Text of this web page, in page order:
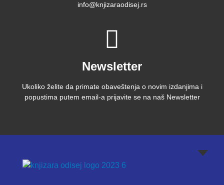
info@knjizaraodisej.rs
Newsletter
Ukoliko želite da primate obaveštenja o novim izdanjima i
popustima putem email-a prijavite se na naš Newsletter